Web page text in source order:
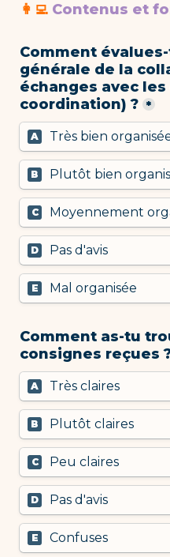
👩‍💻 Contenus et
Comment
générale de la
échanges avec
coordination) ? *
A Très bien
B Plutôt bien
C Moyennement
D Pas d'avis
E Mal organisée
Comment as-tu
consignes reçues
A Très claires
B Plutôt claires
C Peu claires
D Pas d'avis
E Confuses